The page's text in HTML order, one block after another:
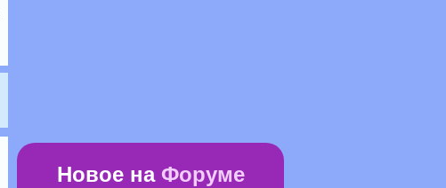
Новое на Форуме